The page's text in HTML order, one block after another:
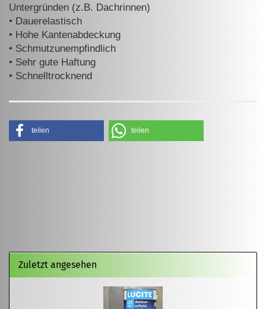
Untergründen (z.B. Dachrinnen)
• Dauerelastisch
• Hohe Kantenabdeckung
• Schmutzunempfindlich
• Sehr gute Haftung
• Schnelltrocknend
teilen teilen
Zuletzt angesehen